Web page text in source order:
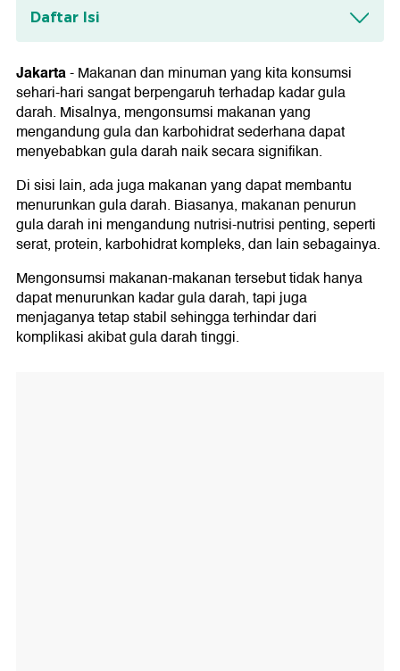
Daftar Isi
1. Brokoli
2. Labu
3. Kacang-kacangan
4. Chia seed
5. Buah beri
6. Makanan laut
7. Telur
Jakarta-Makanan dan minuman yang kita konsumsi
sehari-hari sangat berpengaruh terhadap kadar gula
darah. Misalnya, mengonsumsi makanan yang
mengandung gula dan karbohidrat sederhana dapat
menyebabkan gula darah naik secara signifikan.
Di sisi lain, ada juga makanan yang dapat membantu
menurunkan gula darah. Biasanya, makanan penurun
gula darah ini mengandung nutrisi-nutrisi penting, seperti
serat, protein, karbohidrat kompleks, dan lain sebagainya.
Mengonsumsi makanan-makanan tersebut tidak hanya
dapat menurunkan kadar gula darah, tapi juga
menjaganya tetap stabil sehingga terhindar dari
komplikasi akibat gula darah tinggi.